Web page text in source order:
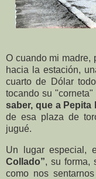
O cuando mi madre,
hacia la estación,
cuarto de Dólar
tocando su
saber, que a
de esa plaza de
jugué.
Un lugar especial,
Collado”, su forma,
como nos